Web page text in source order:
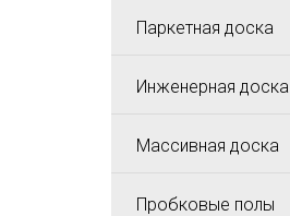
Паркетная доска
Инженерная доска
Массивная доска
Пробковые полы